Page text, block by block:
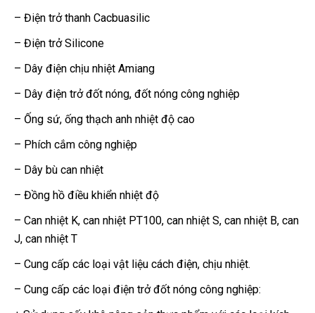
– Điện trở thanh Cacbuasilic
– Điện trở Silicone
– Dây điện chịu nhiệt Amiang
– Dây điện trở đốt nóng, đốt nóng công nghiệp
– Ống sứ, ống thạch anh nhiệt độ cao
– Phích cắm công nghiệp
– Dây bù can nhiệt
– Đồng hồ điều khiển nhiệt độ
– Can nhiệt K, can nhiệt PT100, can nhiệt S, can nhiệt B, can
J, can nhiệt T
– Cung cấp các loại vật liệu cách điện, chịu nhiệt.
– Cung cấp các loại điện trở đốt nóng công nghiệp: